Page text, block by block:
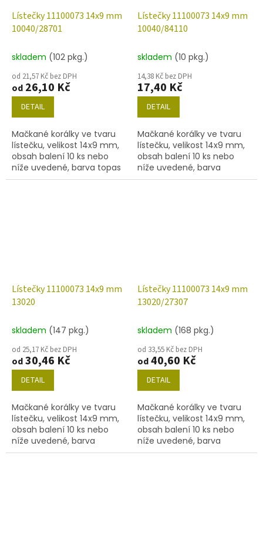
Lístečky 11100073 14x9 mm
10040/28701
skladem (102 pkg.)
od 21,57 Kč bez DPH
od 26,10 Kč
DETAIL
Mačkané korálky ve tvaru
lístečku, velikost 14x9 mm,
obsah balení 10 ks nebo
níže uvedené, barva topas
s dekorem 28701.
Lístečky 11100073 14x9 mm
10040/84110
skladem (10 pkg.)
14,38 Kč bez DPH
17,40 Kč
DETAIL
Mačkané korálky ve tvaru
lístečku, velikost 14x9 mm,
obsah balení 10 ks nebo
níže uvedené, barva
topas/mat.
Lístečky 11100073 14x9 mm
13020
skladem (147 pkg.)
od 25,17 Kč bez DPH
od30,46 Kč
DETAIL
Mačkané korálky ve tvaru
lístečku, velikost 14x9 mm,
obsah balení 10 ks nebo
níže uvedené, barva
isabela.
Lístečky 11100073 14x9 mm
13020/27307
skladem (168 pkg.)
od 33,55 Kč bez DPH
od40,60 Kč
DETAIL
Mačkané korálky ve tvaru
lístečku, velikost 14x9 mm,
obsah balení 10 ks nebo
níže uvedené, barva
isabela s dekorem 27307.